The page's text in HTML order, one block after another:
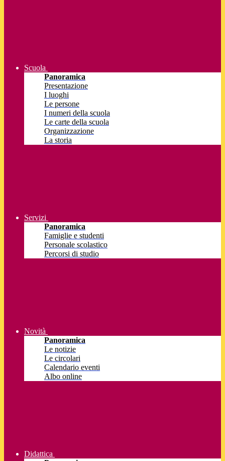
Scuola
Panoramica
Presentazione
I luoghi
Le persone
I numeri della scuola
Le carte della scuola
Organizzazione
La storia
Servizi
Panoramica
Famiglie e studenti
Personale scolastico
Percorsi di studio
Novità
Panoramica
Le notizie
Le circolari
Calendario eventi
Albo online
Didattica